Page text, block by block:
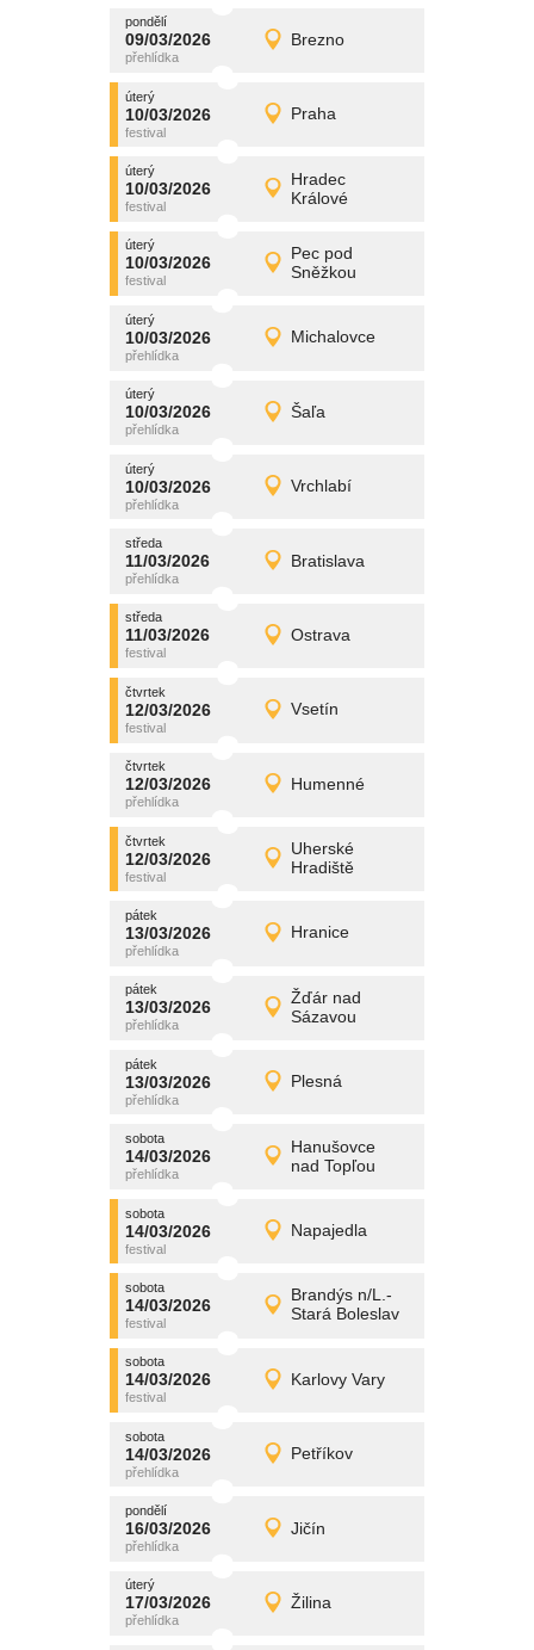
pondělí
09/03/2026 Brezno
pondělí
09/03/2026 Detail
promítání
úterý
10/03/2026 Praha
úterý
10/03/2026 Detail
promítání
úterý
10/03/2026
Hradec
Králové
úterý
10/03/2026 Detail
promítání
úterý
10/03/2026
Pec pod
Sněžkou
úterý
10/03/2026 Detail
promítání
úterý
10/03/2026 Michalovce
úterý
10/03/2026 Detail
promítání
úterý
10/03/2026 Šaľa
úterý
10/03/2026 Detail
promítání
úterý
10/03/2026 Vrchlabí
úterý
10/03/2026 Detail
promítání
středa
11/03/2026 Bratislava
středa
11/03/2026 Detail
promítání
středa
11/03/2026 Ostrava
středa
11/03/2026 Detail
promítání
čtvrtek
12/03/2026 Vsetín
čtvrtek
12/03/2026 Detail
promítání
čtvrtek
12/03/2026 Humenné
čtvrtek
12/03/2026 Detail
promítání
čtvrtek
12/03/2026
Uherské
Hradiště
čtvrtek
12/03/2026 Detail
promítání
pátek
13/03/2026 Hranice
pátek
13/03/2026 Detail
promítání
pátek
13/03/2026
Žďár nad
Sázavou
pátek
13/03/2026 Detail
promítání
pátek
13/03/2026 Plesná
pátek
13/03/2026 Detail
promítání
sobota
14/03/2026
Hanušovce
nad Topľou
sobota
14/03/2026 Detail
promítání
sobota
14/03/2026 Napajedla
sobota
14/03/2026 Detail
promítání
sobota
14/03/2026
Brandýs n/L.-
Stará Boleslav
sobota
14/03/2026 Detail
promítání
sobota
14/03/2026 Karlovy Vary
sobota
14/03/2026 Detail
promítání
sobota
14/03/2026 Petříkov
sobota
14/03/2026 Detail
promítání
pondělí
16/03/2026 Jičín
pondělí
16/03/2026 Detail
promítání
úterý
17/03/2026 Žilina
úterý
17/03/2026 Detail
promítání